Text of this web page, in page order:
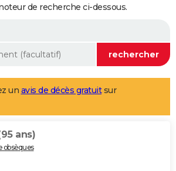
de recherche ci-dessous.
un avis de décès gratuitsur
ans)
obsèques